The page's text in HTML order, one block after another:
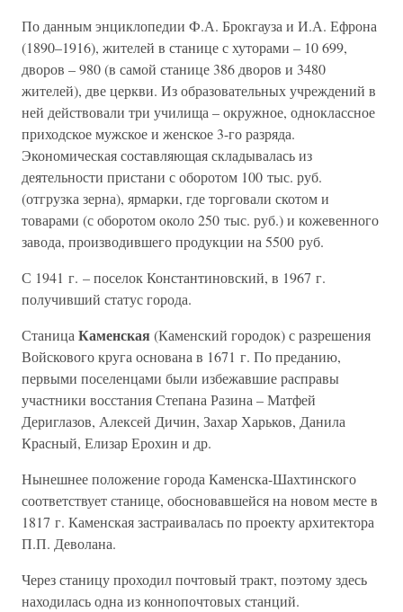
По данным энциклопедии Ф.А. Брокгауза и И.А. Ефрона
(1890–1916), жителей в станице с хуторами – 10 699,
дворов – 980 (в самой станице 386 дворов и 3480
жителей), две церкви. Из образовательных учреждений в
ней действовали три училища – окружное, одноклассное
приходское мужское и женское 3-го разряда.
Экономическая составляющая складывалась из
деятельности пристани с оборотом 100 тыс. руб.
(отгрузка зерна), ярмарки, где торговали скотом и
товарами (с оборотом около 250 тыс. руб.) и кожевенного
завода, производившего продукции на 5500 руб.
С 1941 г. – поселок Константиновский, в 1967 г.
получивший статус города.
Станица Каменская (Каменский городок) с разрешения
Войскового круга основана в 1671 г. По преданию,
первыми поселенцами были избежавшие расправы
участники восстания Степана Разина – Матфей
Дериглазов, Алексей Дичин, Захар Харьков, Данила
Красный, Елизар Ерохин и др.
Нынешнее положение города Каменска-Шахтинского
соответствует станице, обосновавшейся на новом месте в
1817 г. Каменская застраивалась по проекту архитектора
П.П. Деволана.
Через станицу проходил почтовый тракт, поэтому здесь
находилась одна из коннопочтовых станций.